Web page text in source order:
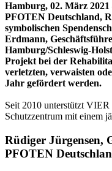
Hamburg, 02. März
PFOTEN Deutschland,
symbolischen
Erdmann,
Hamburg/Schleswig-
Projekt bei der
verletzten, verwaisten
Jahr gefördert werden.
Seit 2010 unterstützt
Schutzzentrum mit einem
Rüdiger Jürgensen,
PFOTEN